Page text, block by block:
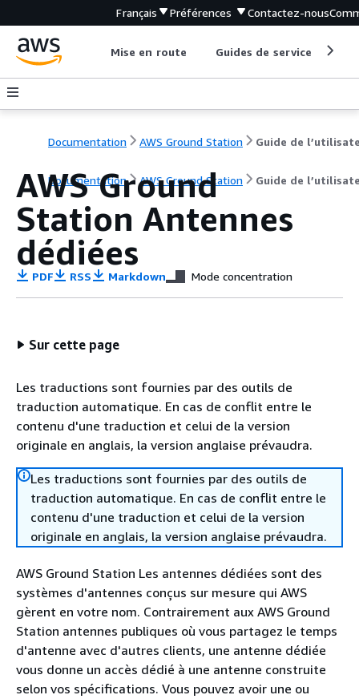
Français Préférences Contactez-nous
Mise en route Guides de service
Documentation AWS Ground Station Guide de
Documentation AWS Ground Station Guide de
AWS Ground
Station Antennes
dédiées
PDF RSS Markdown Mode concentration
Sur cette page
Les traductions sont fournies par des outils de
traduction automatique. En cas de conflit entre le
contenu d'une traduction et celui de la version
originale en anglais, la version anglaise prévaudra.
Les traductions sont fournies par des outils de
traduction automatique. En cas de conflit entre le
contenu d'une traduction et celui de la version
originale en anglais, la version anglaise prévaudra.
AWS Ground Station Les antennes dédiées sont des
systèmes d'antennes conçus sur mesure qui AWS
gèrent en votre nom. Contrairement aux AWS Ground
Station antennes publiques où vous partagez le temps
d'antenne avec d'autres clients, une antenne dédiée
vous donne un accès dédié à une antenne construite
selon vos spécifications. Vous pouvez avoir une ou